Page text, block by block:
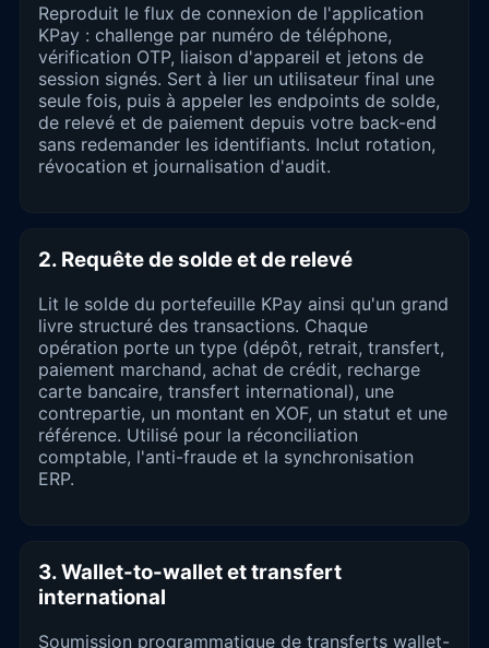
Reproduit le flux de connexion de l'application
KPay : challenge par numéro de téléphone,
vérification OTP, liaison d'appareil et jetons de
session signés. Sert à lier un utilisateur final une
seule fois, puis à appeler les endpoints de solde,
de relevé et de paiement depuis votre back-end
sans redemander les identifiants. Inclut rotation,
révocation et journalisation d'audit.
2. Requête de solde et de relevé
Lit le solde du portefeuille KPay ainsi qu'un grand
livre structuré des transactions. Chaque
opération porte un type (dépôt, retrait, transfert,
paiement marchand, achat de crédit, recharge
carte bancaire, transfert international), une
contrepartie, un montant en XOF, un statut et une
référence. Utilisé pour la réconciliation
comptable, l'anti-fraude et la synchronisation
ERP.
3. Wallet-to-wallet et transfert
international
Soumission programmatique de transferts wallet-